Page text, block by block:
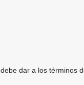
dar a los términos